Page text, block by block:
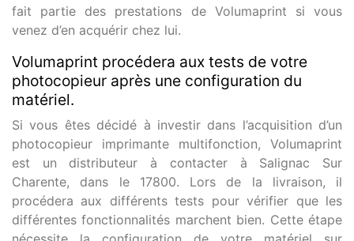
fait partie des prestations de Volumaprint si vous
venez d’en acquérir chez lui.
Volumaprint procédera aux tests de votre
photocopieur après une configuration du
matériel.
Si vous êtes décidé à investir dans l’acquisition d’un
photocopieur imprimante multifonction, Volumaprint
est un distributeur à contacter à Salignac Sur
Charente, dans le 17800. Lors de la livraison, il
procédera aux différents tests pour vérifier que les
différentes fonctionnalités marchent bien. Cette étape